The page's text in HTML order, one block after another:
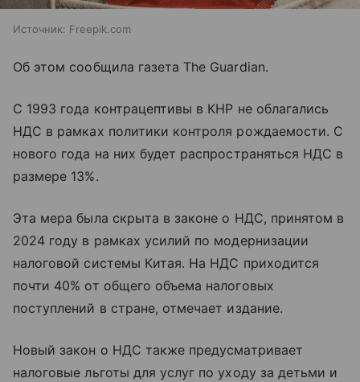
Источник: Freepik.com
Об этом сообщила газета The Guardian.
С 1993 года контрацептивы в КНР не облагались
НДС в рамках политики контроля рождаемости. С
нового года на них будет распространяться НДС в
размере 13%.
Эта мера была скрыта в законе о НДС, принятом в
2024 году в рамках усилий по модернизации
налоговой системы Китая. На НДС приходится
почти 40% от общего объема налоговых
поступлений в стране, отмечает издание.
Новый закон о НДС также предусматривает
налоговые льготы для услуг по уходу за детьми и